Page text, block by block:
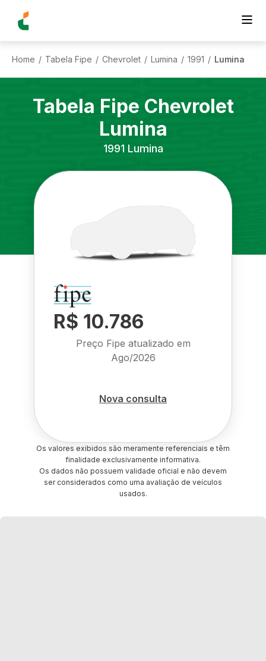
Home / Tabela Fipe / Chevrolet / Lumina / 1991 / Lumina
Tabela Fipe Chevrolet
Lumina
1991 Lumina
R$ 10.786
Preço Fipe atualizado em
Ago/2026
Nova consulta
Os valores exibidos são meramente referenciais e têm
finalidade exclusivamente informativa.
Os dados não possuem validade oficial e não devem
ser considerados como uma avaliação de veículos
usados.